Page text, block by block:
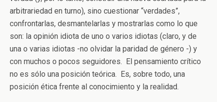
arbitrariedad en turno), sino cuestionar “verdades”,
confrontarlas, desmantelarlas y mostrarlas como lo que
son: la opinión idiota de uno o varios idiotas (claro, y de
una o varias idiotas -no olvidar la paridad de género -) y
con muchos o pocos seguidores. El pensamiento crítico
no es sólo una posición teórica. Es, sobre todo, una
posición ética frente al conocimiento y la realidad.